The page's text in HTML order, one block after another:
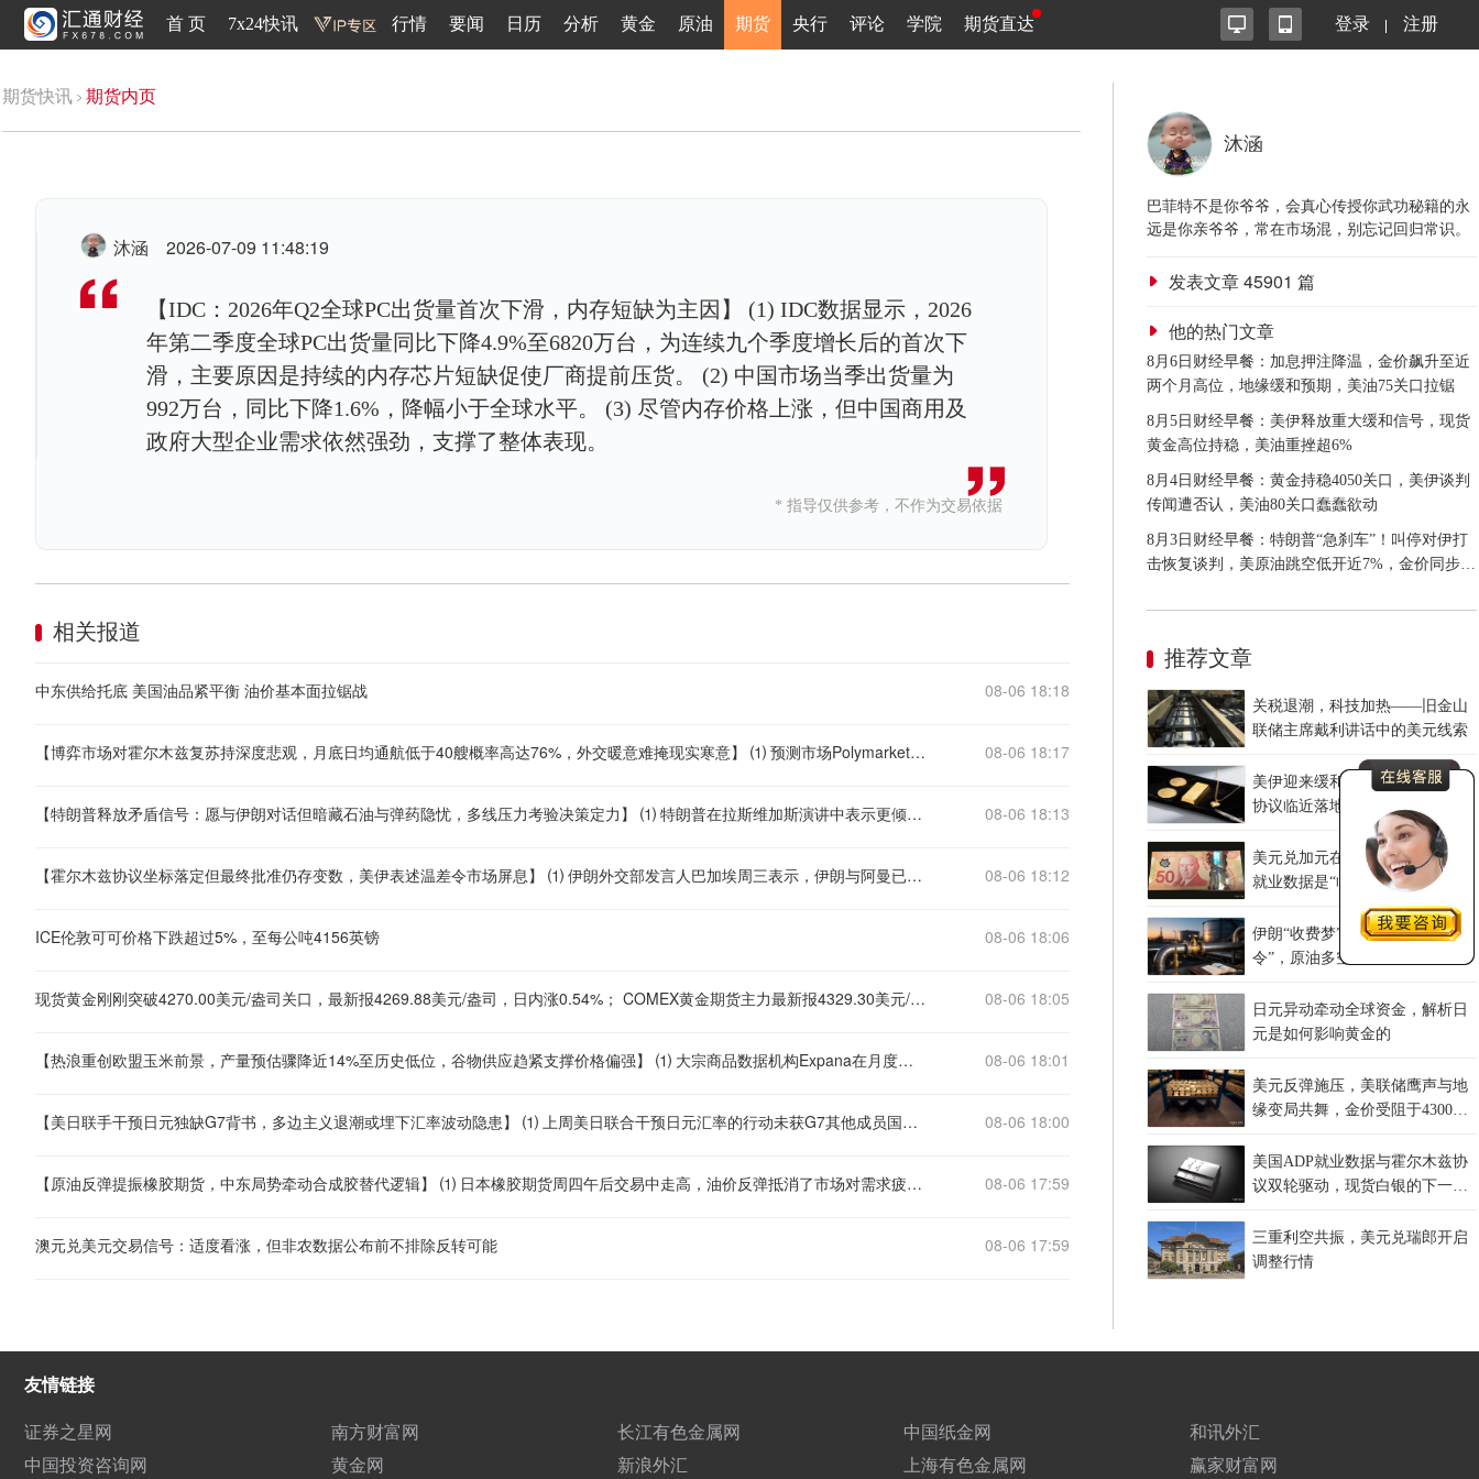
首 页 7x24快讯 行情 要闻 日历 分析 黄金 原油 期货 央行 评论 学院 期货直达 登录 注册
期货快讯 期货内页
沐涵 2026-07-09 11:48:19
【IDC：2026年Q2全球PC出货量首次下滑，内存短缺为主因】 (1) IDC数据显示，2026
年第二季度全球PC出货量同比下降4.9%至6820万台，为连续九个季度增长后的首次下
滑，主要原因是持续的内存芯片短缺促使厂商提前压货。 (2) 中国市场当季出货量为
992万台，同比下降1.6%，降幅小于全球水平。 (3) 尽管内存价格上涨，但中国商用及
政府大型企业需求依然强劲，支撑了整体表现。
* 指导仅供参考，不作为交易依据
相关报道
中东供给托底 美国油品紧平衡 油价基本面拉锯战 08-06 18:18
【博弈市场对霍尔木兹复苏持深度悲观，月底日均通航低于40艘概率高达76%，外交暖意难掩现实寒意】 ⑴ 预测市场Polymarket数据显示，尽管外交层面频传突破信号，交易员对霍尔木兹海峡本月底前实现有意义通航复苏的预期显著降温，押注8月31日当周日均通航量在零至20艘区间的概率为约44%，20至40艘区间为约32%，两者合计意味着月底日均低于40艘的概率高达约76%。 ⑵ 代表更大幅度复苏的区间遭遇明显下调，40至60艘概率降至约19%，较此前下降约32%，60至80艘区间大跌约43%至仅约7%，而日均超过80艘的概率仅约1%，另一项关于月底前恢复至正常水平的价格合约交易在约16%。 ⑶ 上述交易追踪的是IMF PortWatch统计的过境船舶数，涵盖集装箱船、干散货船、滚装船、杂货船及油轮，该水道在2月28日冲突爆发前日均通航约70艘，而近期的每日计数仅为个位数，市场定价与外交基调之间形成显著背离。 ⑷ 尽管有报道称美伊阿三方接近达成60天临时安排以在不收费前提下重新开放水道，且卡塔尔表示提案已起草，但伊朗首席谈判代表明确表示海峡不会回到战前状态且免费窗口在8月17日前后到期后将收取海事服务费，美伊在协议时间表上的表述也存在明显差异。 ⑸ 油价表现相对淡定，布伦特原油围绕每桶80美元波动，远低于4月126美元的高点且仅较战前高出数美元，反映出市场已找到替代运输方案且库存缓冲了供应冲击，但通航数据若持续低迷可能逐步侵蚀这一谨慎乐观的定价逻辑，后续关注实际通航量变化及协议最终落地的可行性。 08-06 18:17
【特朗普释放矛盾信号：愿与伊朗对话但暗藏石油与弹药隐忧，多线压力考验决策定力】 ⑴ 特朗普在拉斯维加斯演讲中表示更倾向于与伊朗达成协议，强调伊朗不能拥有核武器，同时谈及近期油价下跌并趋于稳定，称“或许得让它再涨上去”但希望不必走到那一步，此言引发市场对能源供应前景的重新揣摩。 ⑵ 知情人士透露特朗普上周在戴维营对国防部长赫格塞斯表达强烈不满，质疑其在关键弹药短缺问题上被误导，消息人士称远程制导导弹及防空拦截弹的不足是近期取消对伊朗大规模打击计划的部分原因，但白宫否认相关争执报道并强调弹药正在加速生产中。 ⑶ 特朗普所乘“海军陆战队一号”直升机4日经历飞行安全事件，美国联邦航空局已启动调查，白宫确认事件未涉及人身安全风险，特朗普随后按原计划换乘“空军一号”前往洛杉矶。 ⑷ 自沃什就任美联储主席以来特朗普已多次致电沟通，打破以往总统与央行行长间的沟通惯例，知情人士称讨论内容涵盖伊朗战争及人工智能对经济的影响，但双方是否涉及货币政策议题尚不明确，这一互动模式引发市场对央行独立性的关注。 ⑸ 在伊朗通过外交渠道警告海湾国家将报复任何针对其能源基础设施的打击后，沙特王储敦促特朗普推迟军事行动，卡塔尔、阿曼及沙特共同推动华盛顿重返谈判以避免冲突升级，特朗普于8月2日表示若协议能迅速达成可取消对伊朗攻击计划，地缘局势整体仍处于高压博弈状态。 08-06 18:13
【霍尔木兹协议坐标落定但最终批准仍存变数，美伊表述温差令市场屏息】 ⑴ 伊朗外交部发言人巴加埃周三表示，伊朗与阿曼已就霍尔木兹海峡航运路线的地理坐标达成相互理解，双方联合声明的最终定稿和发布正处最后阶段，前提是某些第三方不予阻挠，但他同时强调该协议本身并不能确保这条战略水道的完全安全。 ⑵ 据知情人士透露，拟议中的安排将赋予伊朗对经由海峡进入波斯湾船只的管控权，这被视为相关方面迄今对伊朗做出的较大让步之一，该协议被视为通向更广泛停火安排的阶梯，旨在恢复海峡通航并解除美国对伊朗港口的封锁。 ⑶ 然而消息人士对特朗普关于协议即将达成的说法提出异议，称重要细节仍有待敲定，美方先前曾明确反对任何强化伊朗对海峡控制的安排，若该协议最终获得美国认可将标志着重大立场调整。 ⑷ 巴加埃将伊阿谈判描述为“专业”且“向前推进”，双方已在讨论中的路线地理参数上达成共识，包含主要考量和理解要点的联合声明正处于审核和起草的最后阶段。 08-06 18:12
ICE伦敦可可价格下跌超过5%，至每公吨4156英镑 08-06 18:06
现货黄金刚刚突破4270.00美元/盎司关口，最新报4269.88美元/盎司，日内涨0.54%； COMEX黄金期货主力最新报4329.30美元/盎司，日内涨0.56%； 08-06 18:05
【热浪重创欧盟玉米前景，产量预估骤降近14%至历史低位，谷物供应趋紧支撑价格偏强】 ⑴ 大宗商品数据机构Expana在月度报告中大幅下调欧盟2026/27年度玉米产量预估至约4910万吨，较上月调降约460万吨，降幅近14%，较上年度下滑约13.9%，炎热干燥天气对法国及其他主产区的作物生长条件造成严重冲击。 ⑵ 报告指出法国受灾情况最为严峻，德国、比荷卢、中欧及波兰等地同样受到影响，目前仅罗马尼亚和保加利亚仍有望实现令人满意的单产水平，该预估已使欧盟玉米产量较五年均值偏低约19%，接近2007/08和2003/04年度的歉收水平。 ⑶ Expana同时将欧盟软小麦产量预估下调约150万吨至约1.268亿吨，较上年度偏低约7.2%，匈牙利、捷克、比荷卢及德国单产令人失望，而罗马尼亚、保加利亚及波罗的海国家表现相对稳定。 ⑷ 大麦产量预估小幅上调约10万吨至约5140万吨，但产出仍较2025/26年度偏低约10%，报告小幅上调了欧盟软小麦及大麦出口预期，预计欧盟卖家将在7至9月间部分填补俄罗斯及乌克兰出口的阶段性缺口。 ⑸ 欧盟小麦、大麦及玉米供需格局趋紧，预计在黑海出口受阻期间谷物价格将保持坚挺，欧交所小麦期货过去一个月累计上涨逾10%，主要受黑海船运及港口遇袭的担忧情绪支撑，后续关注天气演变及黑海局势对供应预期的进一步扰动。 08-06 18:01
【美日联手干预日元独缺G7背书，多边主义退潮或埋下汇率波动隐患】 ⑴ 上周美日联合干预日元汇率的行动未获G7其他成员国的参与支持，这一缺席本身与操作同样耐人寻味，原本可能展现的全球协同威慑被双边交易安排所取代，削弱了干预效果的同时也进一步降低了市场对汇率“大妥协”的期待。 ⑵ 美国财政部长贝森特与日本财务大臣加藤胜信均对外阐述了此次行动的逻辑与考量，日元在初次反弹后仍维持了部分涨幅，但市场对于是否会迎来更多日本央行加息、以及华盛顿为何如此担忧大规模干预对美国国债市场的影响等问题仍缺乏明确答案。 ⑶ 日本作为美国国债的最大海外持有者，若展开持续大规模的美元抛售行动可能不得不减持部分美债持仓，贝森特或许评估认为由美联储通过回购操作向日本提供美元、同时以欧元而非美元进行出售的方式可以降低这一风险。 ⑷ 然而若目标仅是平息日元处于四十年低位的过度疲软与投机行为——这一目标理应得到所有G7成员国的认同——为何未能形成更广泛的集体行动，这一缺失反映出美国及日本对多边协作态度的转变，即便这一姿态与特朗普政府退出全球贸易及军事联盟的基调一致。 ⑸ 自1999年欧元诞生以来，主要西方经济体之间为稳定汇率而进行的协调行动几乎都以G7联合干预作为开端，无论是欧元诞生初期欧洲央行在G7协同买入下成功稳住单一货币，还是2011年日元急升后G7共同干预日元走弱，多边协同向来被视为汇率维稳的标准范式。 ⑹ 欧洲央行未参与本次行动且据报道相关沟通发生在事后而非事前，国际货币基金组织也未就此发表声明，今年G7峰会公报中关于汇率协调的表述仅停留在自2017年以来反复出现的原则性措辞，市场可能由此重新评估未来汇率干预中多边框架的可信度与威慑力。 08-06 18:00
【原油反弹提振橡胶期货，中东局势牵动合成胶替代逻辑】 ⑴ 日本橡胶期货周四午后交易中走高，油价反弹抵消了市场对需求疲软的担忧，大阪交易所1月交割橡胶合约收涨约0.4%至每公斤420.9日元。 ⑵ 上海期货交易所9月交割天然橡胶合约上涨约1.1%至每吨16895元，同期丁二烯橡胶合约涨幅更为显著达约1.8%至每吨12955元，合成胶表现强于天然橡胶反映出成本端支撑与替代效应的叠加影响。 ⑶ 原油价格周四攀升，投资者对伊朗与阿曼谈判结果及霍尔木兹海峡航运恢复前景保持谨慎，同时红海与亚丁湾方向沙特油轮遇袭的报道重新点燃了供应侧紧张情绪，为油价提供上行动能。 ⑷ 天然橡胶与原油价格之间存在替代竞争关系，合成橡胶以原油为原料，油价上涨将抬升合成胶成本从而间接利好天然橡胶的需求替代空间，这一传导链条在当前地缘风险升温的背景下被市场进一步放大。 08-06 17:59
澳元兑美元交易信号：适度看涨，但非农数据公布前不排除反转可能 08-06 17:59
沐涵
巴菲特不是你爷爷，会真心传授你武功秘籍的永
远是你亲爷爷，常在市场混，别忘记回归常识。
发表文章45901 篇
他的热门文章
8月6日财经早餐：加息押注降温，金价飙升至近
两个月高位，地缘缓和预期，美油75关口拉锯
8月5日财经早餐：美伊释放重大缓和信号，现货
黄金高位持稳，美油重挫超6%
8月4日财经早餐：黄金持稳4050关口，美伊谈判
传闻遭否认，美油80关口蠢蠢欲动
8月3日财经早餐：特朗普“急刹车”！叫停对伊打
击恢复谈判，美原油跳空低开近7%，金价同步承
推荐文章
关税退潮，科技加热——旧金山
联储主席戴利讲话中的美元线索
美伊迎来缓和窗口 霍尔木兹临时
协议临近落地
美元兑加元在1.4010附近徘徊，
就业数据是“临门一脚”还是“当头
伊朗“收费梦”与特朗普“开放
令”，原油多空等待最终裁决
日元异动牵动全球资金，解析日
元是如何影响黄金的
美元反弹施压，美联储鹰声与地
缘变局共舞，金价受阻于4300关
美国ADP就业数据与霍尔木兹协
议双轮驱动，现货白银的下一站
三重利空共振，美元兑瑞郎开启
调整行情
友情链接
证券之星网
南方财富网 长江有色金属网 中国纸金网
和讯外汇
中国投资咨询网
黄金网 新浪外汇 上海有色金属网 赢家财富网